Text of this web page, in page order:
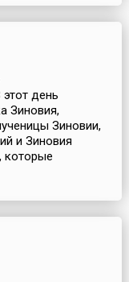
день
Зиновия,
Зиновии,
и Зиновия
которые